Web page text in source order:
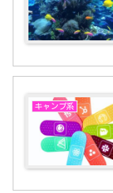
キャンプ系